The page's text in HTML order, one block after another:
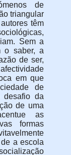
de
triangular
têm
Sem a
o saber, a
de ser,
em que
de
desafio da
de uma
as
formas
a escola